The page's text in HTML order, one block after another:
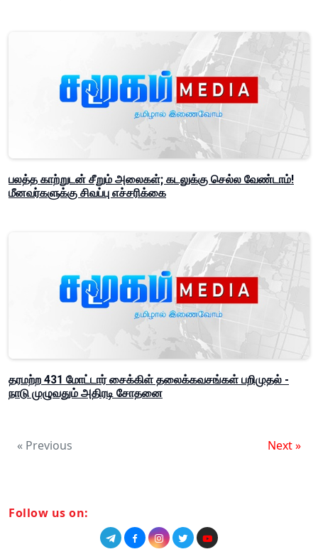
பலத்த காற்றுடன் சீறும் அலைகள்; கடலுக்கு செல்ல வேண்டாம்!
மீனவர்களுக்கு சிவப்பு எச்சரிக்கை
தரமற்ற 431 மோட்டார் சைக்கிள் தலைக்கவசங்கள் பறிமுதல் -
நாடு முழுவதும் அதிரடி சோதனை
« Previous Next »
Follow us on: